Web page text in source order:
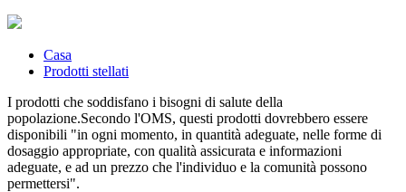
Casa
Prodotti stellati
I prodotti che soddisfano i bisogni di salute della
popolazione.Secondo l'OMS, questi prodotti dovrebbero essere
disponibili "in ogni momento, in quantità adeguate, nelle forme di
dosaggio appropriate, con qualità assicurata e informazioni
adeguate, e ad un prezzo che l'individuo e la comunità possono
permettersi".